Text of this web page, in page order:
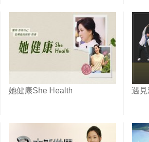
她健康She Health 遇見